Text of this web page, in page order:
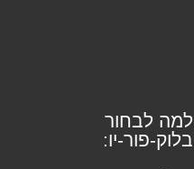
למה לבחור
בלוק-פור-יו: